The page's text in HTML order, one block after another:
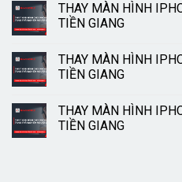
THAY MÀN HÌNH
TIỀN GIANG
THAY MÀN HÌNH
TIỀN GIANG
THAY MÀN HÌNH
TIỀN GIANG